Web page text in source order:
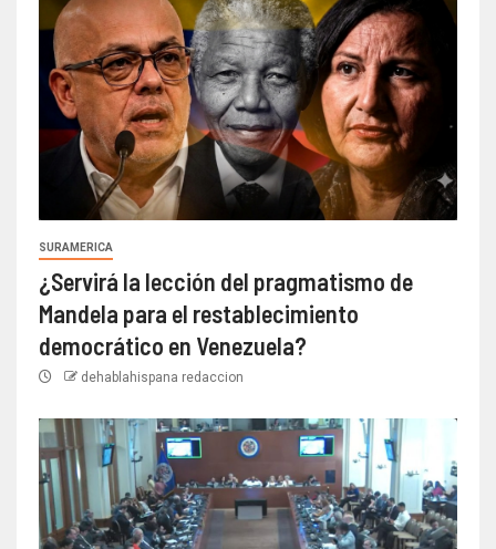
SURAMERICA
¿Servirá la lección del pragmatismo de
Mandela para el restablecimiento
democrático en Venezuela?
dehablahispana redaccion